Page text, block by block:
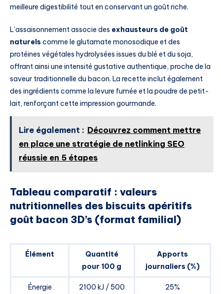
meilleure digestibilité tout en conservant un goût riche.
L’assaisonnement associe des exhausteurs de goût
naturels comme le glutamate monosodique et des
protéines végétales hydrolysées issues du blé et du soja,
offrant ainsi une intensité gustative authentique, proche de la
saveur traditionnelle du bacon. La recette inclut également
des ingrédients comme la levure fumée et la poudre de petit-
lait, renforçant cette impression gourmande.
Lire également : Découvrez comment mettre
en place une stratégie de netlinking SEO
réussie en 5 étapes
Tableau comparatif : valeurs
nutritionnelles des biscuits apéritifs
goût bacon 3D’s (format familial)
Élément
Quantité
pour 100 g
Apports
journaliers (%)
Énergie
2100 kJ / 500
25%